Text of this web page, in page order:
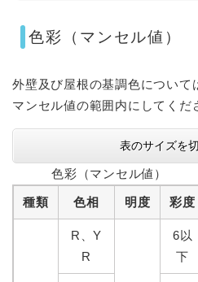
色彩（マンセル値）
外壁及び屋根の基調色について
マンセル値の範囲内にしてくだ
表のサイズを
種類 色相 明度 彩度
色彩（マンセル値）
R、Y
R
6以
下